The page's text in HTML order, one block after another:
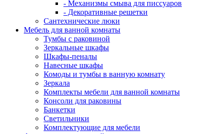
- Механизмы смыва для писсуаров
- Декоративные решетки
Сантехнические люки
Мебель для ванной комнаты
Тумбы с раковиной
Зеркальные шкафы
Шкафы-пеналы
Навесные шкафы
Комоды и тумбы в ванную комнату
Зеркала
Комплекты мебели для ванной комнаты
Консоли для раковины
Банкетки
Светильники
Комплектующие для мебели